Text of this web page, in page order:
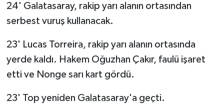
24' Galatasaray, rakip yarı alanın ortasından
serbest vuruş kullanacak.
23' Lucas Torreira, rakip yarı alanın ortasında
yerde kaldı. Hakem Oğuzhan Çakır, faulü işaret
etti ve Nonge sarı kart gördü.
23' Top yeniden Galatasaray'a geçti.